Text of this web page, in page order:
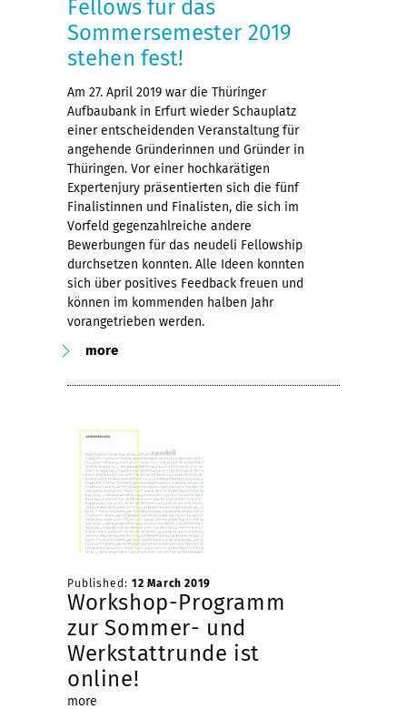
Fellows für das
Sommersemester 2019
stehen fest!
Am 27. April 2019 war die Thüringer
Aufbaubank in Erfurt wieder Schauplatz
einer entscheidenden Veranstaltung für
angehende Gründerinnen und Gründer in
Thüringen. Vor einer hochkarätigen
Expertenjury präsentierten sich die fünf
Finalistinnen und Finalisten, die sich im
Vorfeld gegenzahlreiche andere
Bewerbungen für das neudeli Fellowship
durchsetzen konnten. Alle Ideen konnten
sich über positives Feedback freuen und
können im kommenden halben Jahr
vorangetrieben werden.
more
Published: 12 March 2019
Workshop-Programm
zur Sommer- und
Werkstattrunde ist
online!
more